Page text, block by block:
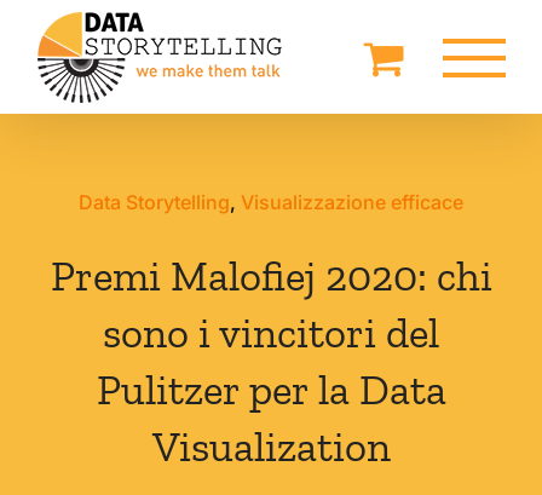
contenuto
Data Storytelling, Visualizzazione efficace
Premi Malofiej 2020: chi
sono i vincitori del
Pulitzer per la Data
Visualization